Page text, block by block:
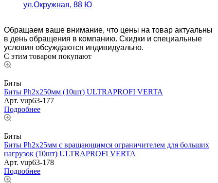
ул.Окружная, 88 Ю
Обращаем ваше внимание, что цены на товар актуальны
в день обращения в компанию. Скидки и специальные
условия обсуждаются индивидуально.
С этим товаром покупают
Биты
Биты Ph2х250мм (10шт) ULTRAPROFI VERTA
Арт. vup63-177
Подробнее
Биты
Биты Ph2х25мм с вращающимся ограничителем для больших
нагрузок (10шт) ULTRAPROFI VERTA
Арт. vup63-178
Подробнее